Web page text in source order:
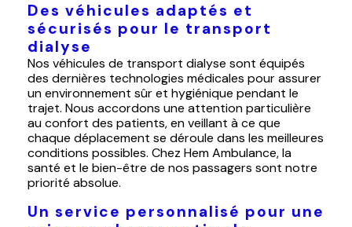
Des véhicules adaptés et
sécurisés pour le transport
dialyse
Nos véhicules de transport dialyse sont équipés
des dernières technologies médicales pour assurer
un environnement sûr et hygiénique pendant le
trajet. Nous accordons une attention particulière
au confort des patients, en veillant à ce que
chaque déplacement se déroule dans les meilleures
conditions possibles. Chez Hem Ambulance, la
santé et le bien-être de nos passagers sont notre
priorité absolue.
Un service personnalisé pour une